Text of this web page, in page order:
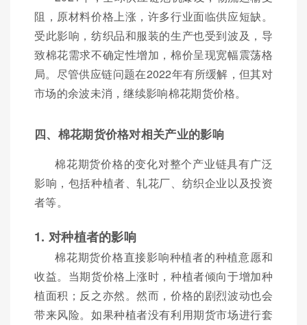
阻，原材料价格上涨，许多行业面临供应短缺。
受此影响，纺织品和服装的生产也受到波及，导
致棉花需求不确定性增加，棉价呈现宽幅震荡格
局。尽管供应链问题在2022年有所缓解，但其对
市场的余波未消，继续影响棉花期货价格。
四、棉花期货价格对相关产业的影响
棉花期货价格的变化对整个产业链具有广泛
影响，包括种植者、轧花厂、纺织企业以及投资
者等。
1. 对种植者的影响
棉花期货价格直接影响种植者的种植意愿和
收益。当期货价格上涨时，种植者倾向于增加种
植面积；反之亦然。然而，价格的剧烈波动也会
带来风险。如果种植者没有利用期货市场进行套